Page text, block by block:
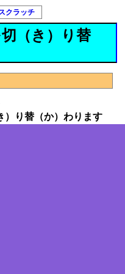
クラッチ
（き）り替
）り替（か）わります